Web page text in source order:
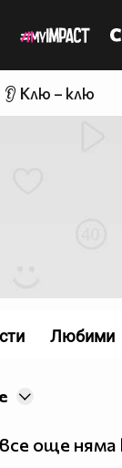
👂 Клю – клю
още няма
Любими